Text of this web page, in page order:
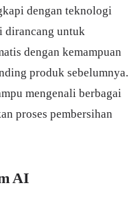
dengan teknologi
dirancang untuk
dengan kemampuan
produk sebelumnya.
mengenali berbagai
proses pembersihan
AI